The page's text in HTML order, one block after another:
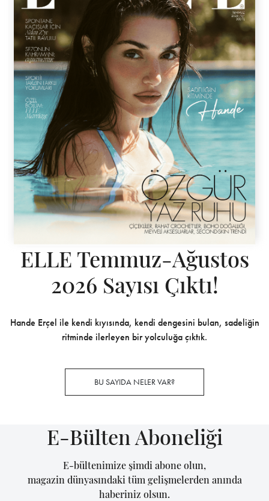
ELLE Temmuz-Ağustos
2026 Sayısı Çıktı!
Hande Erçel ile kendi kıyısında, kendi dengesini bulan, sadeliğin
ritminde ilerleyen bir yolculuğa çıktık.
BU SAYIDA NELER VAR?
E-Bülten Aboneliği
E-bültenimize şimdi abone olun,
magazin dünyasındaki tüm gelişmelerden anında
haberiniz olsun.